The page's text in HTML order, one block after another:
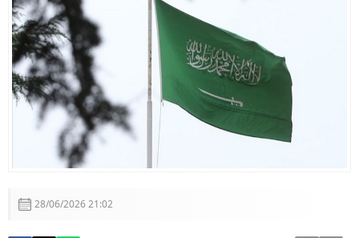
Aklı ile Millet İrfanı Buluştu
Ömer Çelik’ten Kritik Açıklamalar: “Sürecin En Önemli
Aşamasındayız”
28/06/2026 21:02